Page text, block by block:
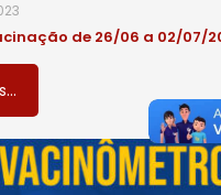
de 26/06 a 02/07/